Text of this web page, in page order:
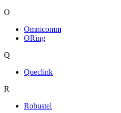
O
Omnicomm
ORing
Q
Queclink
R
Robustel